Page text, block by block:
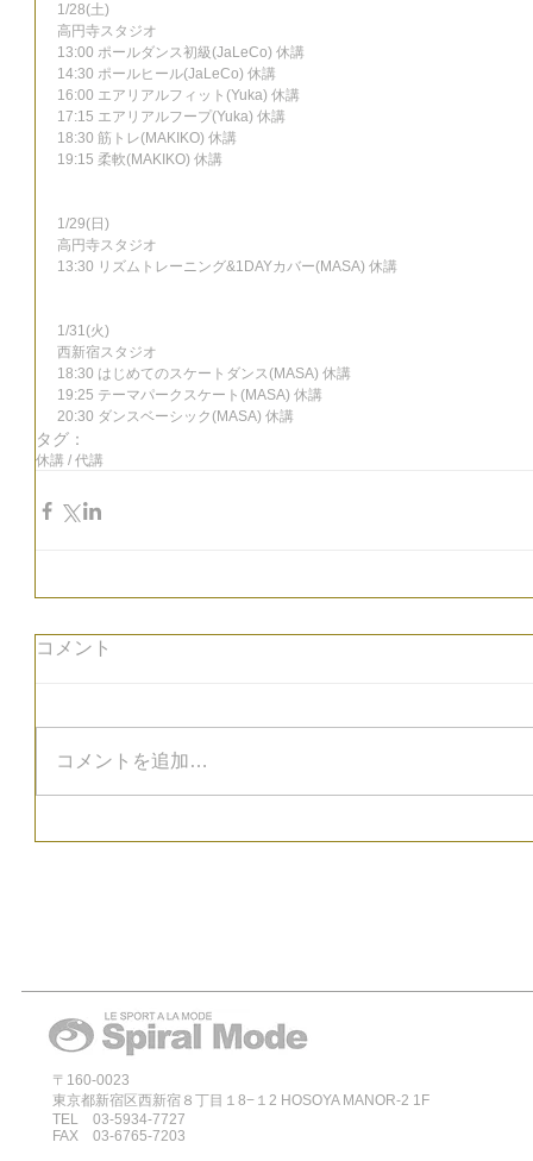
1/28(土)
高円寺スタジオ
13:00 ポールダンス初級(JaLeCo) 休講
14:30 ポールヒール(JaLeCo) 休講
16:00 エアリアルフィット(Yuka) 休講
17:15 エアリアルフープ(Yuka) 休講
18:30 筋トレ(MAKIKO) 休講
19:15 柔軟(MAKIKO) 休講
1/29(日)
高円寺スタジオ
13:30 リズムトレーニング&1DAYカバー(MASA) 休講
1/31(火)
西新宿スタジオ
18:30 はじめてのスケートダンス(MASA) 休講
19:25 テーマパークスケート(MASA) 休講
20:30 ダンスベーシック(MASA) 休講
タグ：
休講 / 代講
コメント
コメントを追加…
〒160-0023
東京都新宿区西新宿８丁目１8−１2 HOSOYA MANOR-2 1F
TEL 03-5934-7727
FAX 03-6765-7203